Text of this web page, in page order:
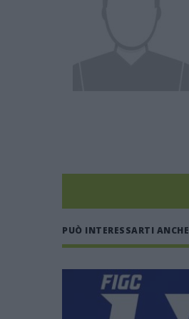
PUÒ INTERESSARTI ANCHE